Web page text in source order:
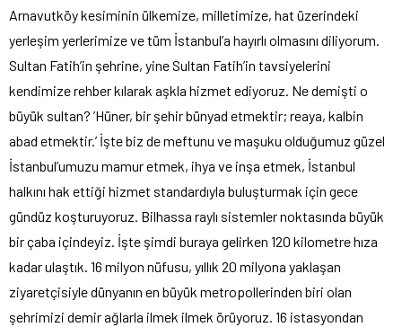
Arnavutköy kesiminin ülkemize, milletimize, hat üzerindeki
yerleşim yerlerimize ve tüm İstanbul’a hayırlı olmasını diliyorum.
Sultan Fatih’in şehrine, yine Sultan Fatih’in tavsiyelerini
kendimize rehber kılarak aşkla hizmet ediyoruz. Ne demişti o
büyük sultan? ’Hüner, bir şehir bünyad etmektir; reaya, kalbin
abad etmektir.’ İşte biz de meftunu ve maşuku olduğumuz güzel
İstanbul’umuzu mamur etmek, ihya ve inşa etmek, İstanbul
halkını hak ettiği hizmet standardıyla buluşturmak için gece
gündüz koşturuyoruz. Bilhassa raylı sistemler noktasında büyük
bir çaba içindeyiz. İşte şimdi buraya gelirken 120 kilometre hıza
kadar ulaştık. 16 milyon nüfusu, yıllık 20 milyona yaklaşan
ziyaretçisiyle dünyanın en büyük metropollerinden biri olan
şehrimizi demir ağlarla ilmek ilmek örüyoruz. 16 istasyondan